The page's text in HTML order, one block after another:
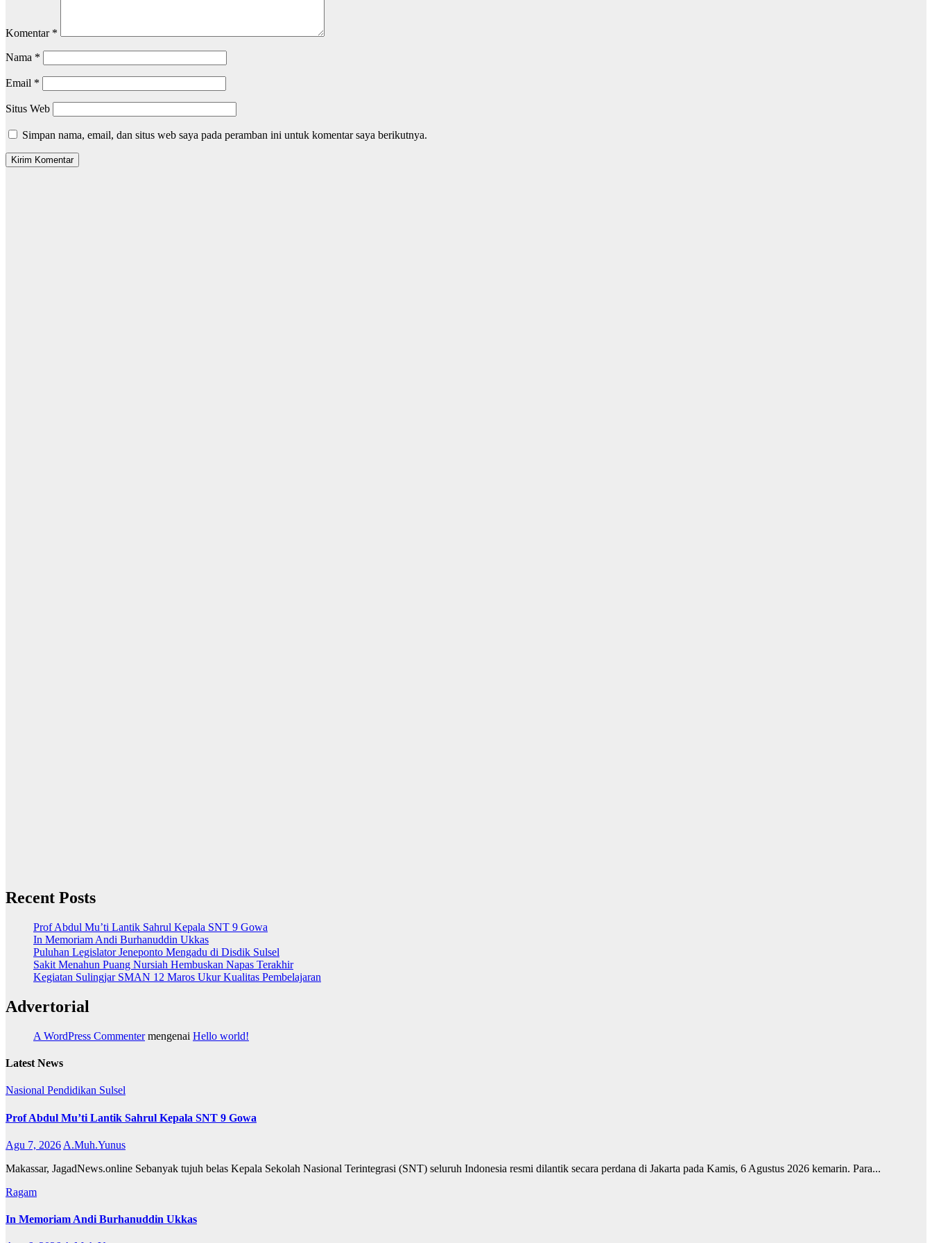
Komentar *
Nama *
Email *
Situs Web
Simpan nama, email, dan situs web saya pada peramban ini untuk komentar saya berikutnya.
Recent Posts
Prof Abdul Mu’ti Lantik Sahrul Kepala SNT 9 Gowa
In Memoriam Andi Burhanuddin Ukkas
Puluhan Legislator Jeneponto Mengadu di Disdik Sulsel
Sakit Menahun Puang Nursiah Hembuskan Napas Terakhir
Kegiatan Sulingjar SMAN 12 Maros Ukur Kualitas Pembelajaran
Advertorial
A WordPress Commentermengenai Hello world!
Latest News
Nasional Pendidikan Sulsel
Prof Abdul Mu’ti Lantik Sahrul Kepala SNT 9 Gowa
Agu 7, 2026 A.Muh.Yunus
Makassar, JagadNews.online Sebanyak tujuh belas Kepala Sekolah Nasional Terintegrasi (SNT) seluruh Indonesia resmi dilantik secara perdana di Jakarta pada Kamis, 6 Agustus 2026 kemarin. Para...
Ragam
In Memoriam Andi Burhanuddin Ukkas